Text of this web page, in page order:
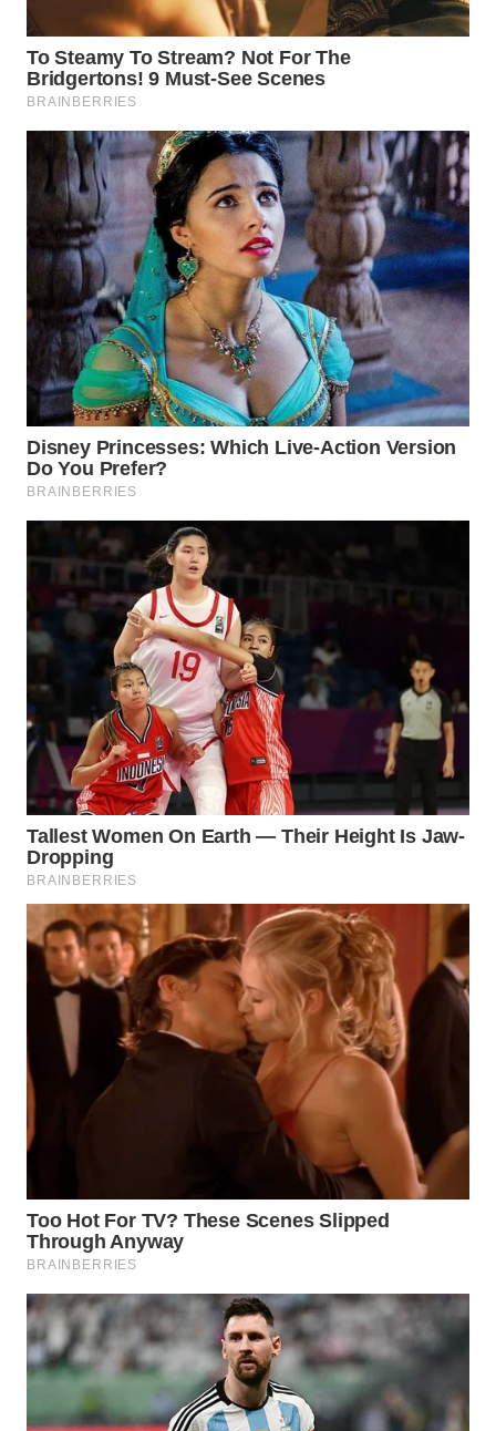
SUKABUMI
WN
PURWAKARTA
WN
PRIANGAN
TIMUR
WN
SEMARANG
WN
SOLO
WN
BOROBUDUR
MADURA
WN
SURABAYA
NATUNA
WN
BINTAN
WN
MANDALIKA
WN
LIKUPANG
WN
LABUANBAJO
WN
BORNEO
Group
WAHANA
WAHANA
TANI
WAHANA